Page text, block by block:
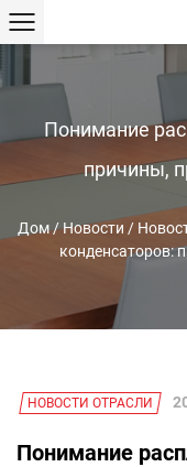
Понимание
причины,
Дом/Новости /
конденсаторов:
НОВОСТИ ОТРАСЛИ
Понимание